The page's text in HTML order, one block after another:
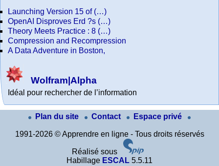
Launching Version 15 of (…)
OpenAI Disproves Erd ?s (…)
Theory Meets Practice : 8 (…)
Compression and Recompression
A Data Adventure in Boston,
Wolfram|Alpha
Idéal pour rechercher de l’information
Plan du site Contact Espace privé
1991-2026 © Apprendre en ligne - Tous droits réservés
Réalisé sous
Habillage ESCAL 5.5.11